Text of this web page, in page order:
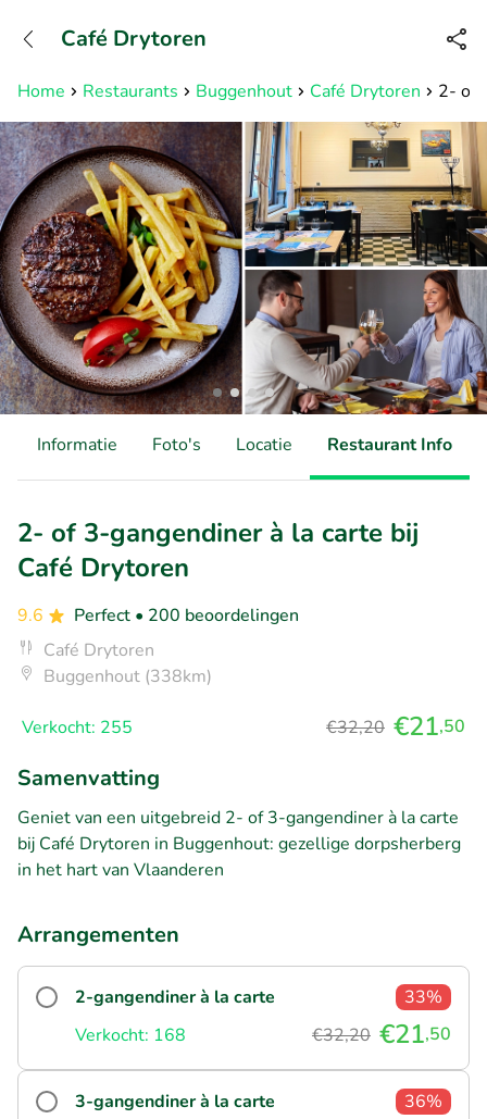
Bereikbaar tot 23:00 uur
Home Restaurants Buggenhout Café Drytoren 2- of
Café Drytoren
Informatie Foto's Locatie Restaurant Info
2- of 3-gangendiner à la carte bij
Café Drytoren
9.6 Perfect • 200 beoordelingen
Café Drytoren
Buggenhout (338km)
Verkocht: 255 €32,20 €21,50
Samenvatting
Geniet van een uitgebreid 2- of 3-gangendiner à la carte
bij Café Drytoren in Buggenhout: gezellige dorpsherberg
in het hart van Vlaanderen
Arrangementen
2-gangendiner à la carte
33%
Verkocht: 168
€32,20 €21,50
3-gangendiner à la carte
36%